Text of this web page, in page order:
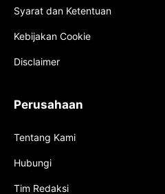
Syarat dan Ketentuan
Kebijakan Cookie
Disclaimer
Perusahaan
Tentang Kami
Hubungi
Tim Redaksi